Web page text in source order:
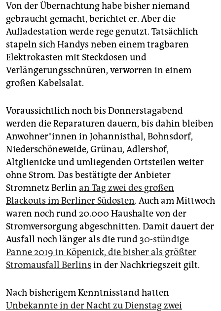
Von der Übernachtung habe bisher niemand
gebraucht gemacht, berichtet er. Aber die
Aufladestation werde rege genutzt. Tatsächlich
stapeln sich Handys neben einem tragbaren
Elektrokasten mit Steckdosen und
Verlängerungsschnüren, verworren in einem
großen Kabelsalat.
Voraussichtlich noch bis Donnerstagabend
werden die Reparaturen dauern, bis dahin bleiben
An­woh­ne­r*in­nen in Johannisthal, Bohnsdorf,
Niederschöneweide, Grünau, Adlershof,
Altglienicke und umliegenden Ortsteilen weiter
ohne Strom. Das bestätigte der Anbieter
Stromnetz Berlin an Tag zwei des großen
Blackouts im Berliner Südosten. Auch am Mittwoch
waren noch rund 20.000 Haushalte von der
Stromversorgung abgeschnitten. Damit dauert der
Ausfall noch länger als die rund 30-stündige
Panne 2019 in Köpenick, die bisher als größter
Stromausfall Berlins in der Nachkriegszeit gilt.
Nach bisherigem Kenntnisstand hatten
Unbekannte in der Nacht zu Dienstag zwei